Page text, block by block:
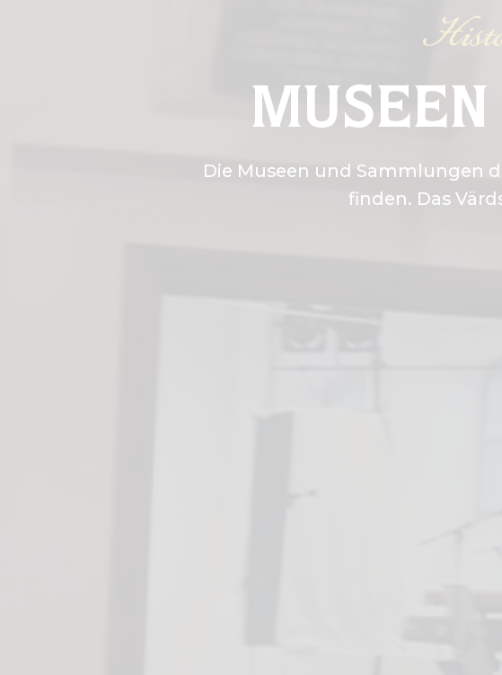
Die Museen und Sammlungen
finden. Das